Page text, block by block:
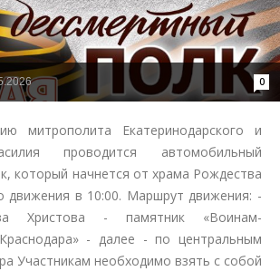
0
митрополита Екатеринодарского и
проводится автомобильный
который начнется от храма Рождества
движения в 10:00. Маршрут движения: -
Христова - памятник «Воинам-
- далее - по центральным
Участникам необходимо взять с собой